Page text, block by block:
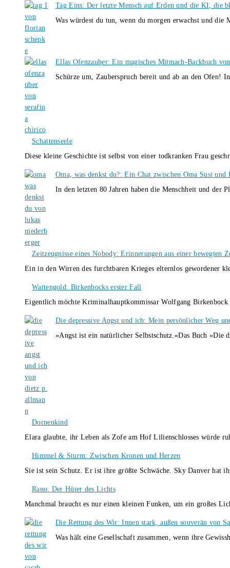
Tag Eins: Der letzte Mensch auf Erden und die KI, die
Was würdest du tun, wenn du morgen erwachst und
Ellas Ofenzauber: Ein magisches Mitmach-Backbuch
Schürze um, Zauberspruch bereit und ab an den Ofen!
Schattenseele
Diese kleine Geschichte ist selbst von einer todkranken Frau
Oma, was denkst du?: Ein Chat zwischen Oma Susi
In den letzten 80 Jahren haben die Menschheit und
Zeitzeugnisse eines Nobody: Erinnerungen aus einer bewegten
Ein in den Wirren des furchtbaren Krieges elternlos gewordener
Wattengold: Birkenbocks erster Fall
Eigentlich möchte Kriminalhauptkommissar Wolfgang
Die depressive Angst und ich: Mein persönlicher Weg
»Angst ist ein natürlicher Selbstschutz.«Das Buch
Dornenkind
Elara glaubte, ihr Leben als Zofe am Hof Lilienschlosses würde
Himmel & Sturm: Zwischen Kronen und Herzen
Sie ist sein Schutz. Er ist ihre größte Schwäche. Sky Danver
Rano: Der Hüter des Lichts
Manchmal braucht es nur einen kleinen Funken, um ein großes
Die Rettung des Wir: Innen stark, außen souverän von
Was hält eine Gesellschaft zusammen, wenn ihre